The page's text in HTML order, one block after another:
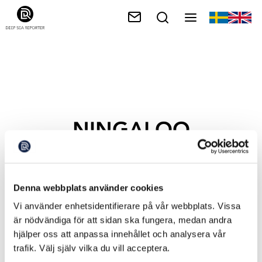
Denna webbplats använder cookies
Vi använder enhetsidentifierare på vår webbplats. Vissa
är nödvändiga för att sidan ska fungera, medan andra
hjälper oss att anpassa innehållet och analysera vår
trafik. Välj själv vilka du vill acceptera.
NINGALOO